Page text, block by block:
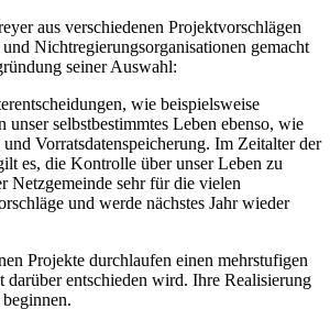
aus verschiedenen Projektvorschlägen
Nichtregierungsorganisationen gemacht
seiner Auswahl:
wie beispielsweise
unser selbstbestimmtes Leben ebenso, wie
Vorratsdatenspeicherung. Im Zeitalter der
es, die Kontrolle über unser Leben zu
Netzgemeinde sehr für die vielen
und werde nächstes Jahr wieder
Projekte durchlaufen einen mehrstufigen
darüber entschieden wird. Ihre Realisierung